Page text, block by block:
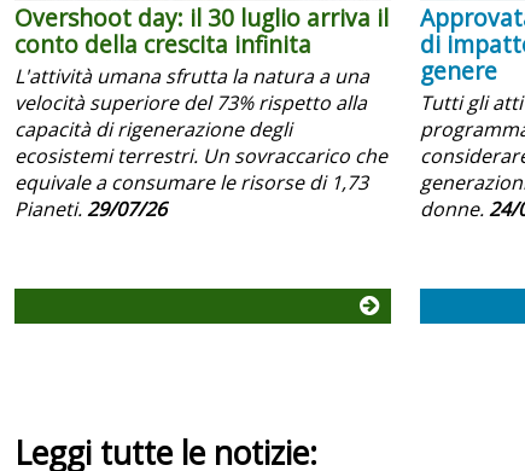
Overshoot day: il 30 luglio arriva il
conto della crescita infinita
L'attività umana sfrutta la natura a una
velocità superiore del 73% rispetto alla
capacità di rigenerazione degli
ecosistemi terrestri. Un sovraccarico che
equivale a consumare le risorse di 1,73
Pianeti.29/07/26
di
genere
Tutti gli
donne.24/
Leggi tutte le notizie: